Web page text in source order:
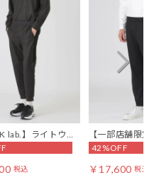
lab.】ライトウェ
ンファブリックト
ンツ税込
【一部店舗限
ャージートラ
42%OFF
￥17,600 税込